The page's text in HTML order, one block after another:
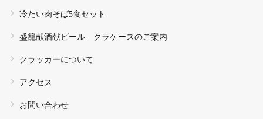
冷たい肉そば5食セット
盛籠献酒献ビール クラケースのご案内
クラッカーについて
アクセス
お問い合わせ